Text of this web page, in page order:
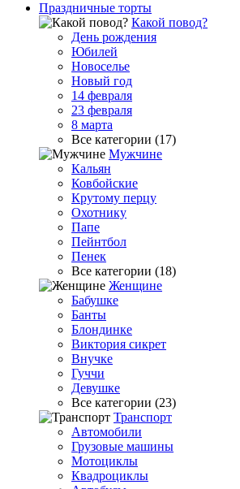
Праздничные торты
Какой повод?
День рождения
Юбилей
Новоселье
Новый год
14 февраля
23 февраля
8 марта
Все категории (17)
Мужчине
Кальян
Ковбойские
Крутому перцу
Охотнику
Папе
Пейнтбол
Пенек
Все категории (18)
Женщине
Бабушке
Банты
Блондинке
Виктория сикрет
Внучке
Гуччи
Девушке
Все категории (23)
Транспорт
Автомобили
Грузовые машины
Мотоциклы
Квадроциклы